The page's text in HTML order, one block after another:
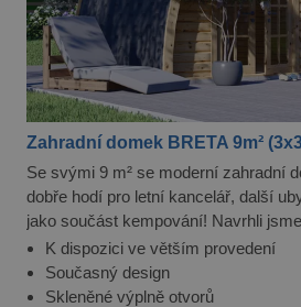
Zahradní domek BRETA 9m²
Se svými 9 m² se moderní zahradní
dobře hodí pro letní kancelář, další
jako součást kempování! Navrhli
snadné jej postavit i svépomocí.
tento model je k dispozici ve větších
budete mít prostor pro instalaci
K dispozici ve větším provedení
Současný design
Skleněné výplně otvorů